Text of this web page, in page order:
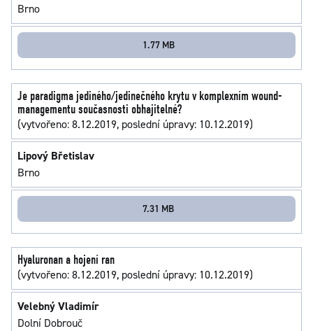
Brno
1.77 MB
Je paradigma jediného/jedinečného krytu v komplexním wound-
managementu současnosti obhajitelné?
(vytvořeno: 8.12.2019, poslední úpravy: 10.12.2019)
Lipový Břetislav
Brno
7.31 MB
Hyaluronan a hojení ran
(vytvořeno: 8.12.2019, poslední úpravy: 10.12.2019)
Velebný Vladimír
Dolní Dobrouč